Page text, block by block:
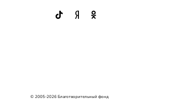
© 2005-2026 Благотворительный фонд